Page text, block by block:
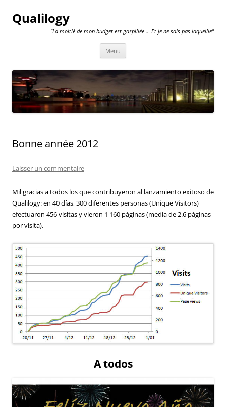
Qualilogy
"La moitié de mon budget est gaspillée … Et je ne sais pas laquellle"
Menu
Bonne année 2012
Laisser un commentaire
Mil gracias a todos los que contribuyeron al lanzamiento exitoso de
Qualilogy: en 40 días, 300 diferentes personas (Unique Visitors)
efectuaron 456 visitas y vieron 1 160 páginas (media de 2.6 páginas
por visita).
A todos